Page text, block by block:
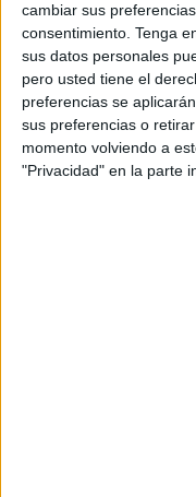
cambiar sus
consentimiento. Tenga
sus datos personales
pero usted tiene el
preferencias se
sus preferencias o
momento volviendo a
"Privacidad" en la parte